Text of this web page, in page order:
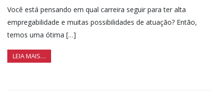
Você está pensando em qual carreira seguir para ter alta
empregabilidade e muitas possibilidades de atuação? Então,
temos uma ótima […]
LEIA MAIS…